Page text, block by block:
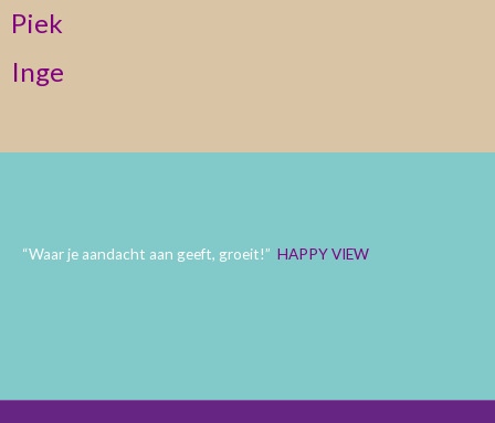
Piek
Inge
“Waar je aandacht aan geeft, groeit!” HAPPY VIEW